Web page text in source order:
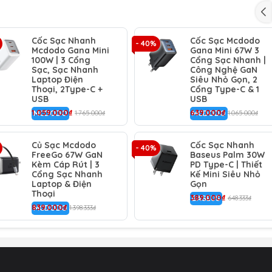
30 phút
điều chỉnh dòng điện
thống kèm máy (từ iPhone 12 trở lên)
sự lựa chọn hoàn hảo cho người dùng iPhone và các thiết bị
– tất cả trong một thiết bị sạc tiện lợi hàng ngày.
Cốc Sạc Nhanh
Mcdodo Gana Mini
100W | 3 Cổng
Sạc, Sạc Nhanh
Laptop Điện
Thoại, 2Type-C +
USB
1.059.000₫ 1.765.000₫
MCDODO
- 40%
Cốc Sạc Mcdodo
Gana Mini 67W 3
Cổng Sạc Nhanh |
Công Nghệ GaN
Siêu Nhỏ Gọn, 2
Cổng Type-C & 1
USB
639.000₫ 1.065.000₫
MCDODO
Củ Sạc Mcdodo
FreeGo 67W GaN
Kèm Cáp Rút | 3
Cổng Sạc Nhanh
Laptop & Điện
Thoại
839.000₫ 1.398.333₫
MCDODO
- 40%
Cốc Sạc Nhanh
Baseus Palm 30W
PD Type-C | Thiết
Kế Mini Siêu Nhỏ
Gọn
389.000₫ 648.333₫
BASEUS